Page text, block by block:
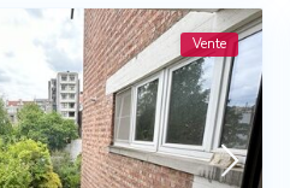
Vente